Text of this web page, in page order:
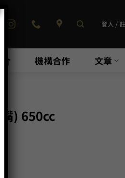
登入 /
介 機構合作 文章
) 650cc